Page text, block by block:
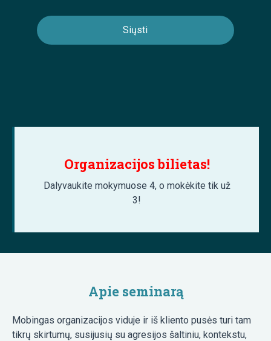
Organizacijos bilietas!
Dalyvaukite mokymuose 4, o mokėkite tik už
3!
Apie seminarą
Mobingas organizacijos viduje ir iš kliento pusės turi tam
tikrų skirtumų, susijusių su agresijos šaltiniu, kontekstu,